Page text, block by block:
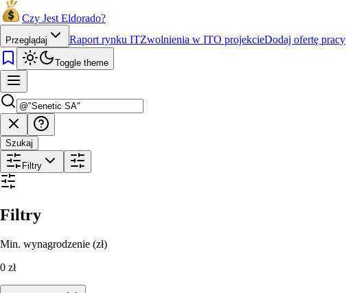
Czy Jest Eldorado?
Przeglądaj Raport rynku ITZwolnienia w ITO projekcieDodaj ofertę pracy
Toggle theme
Szukaj
Filtry
Filtry
Min. wynagrodzenie (zł)
0 zł